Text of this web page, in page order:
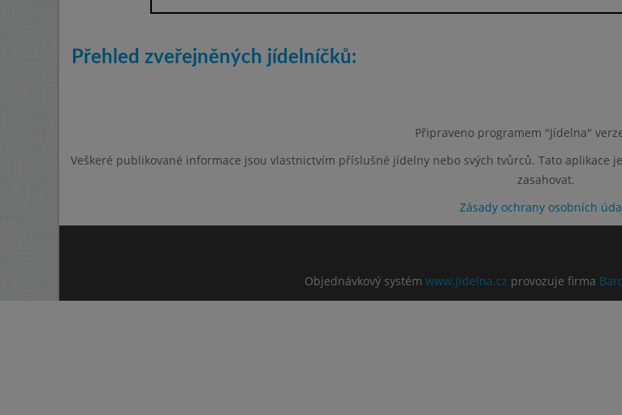
Přehled zveřejněných jídelníčků:
Připraveno programem "Jídelna"
Veškeré publikované informace jsou vlastnictvím příslušné jídelny nebo svých tvůrců. Tato aplikace
zasahovat.
Zásady ochrany osobních
Objednávkový systém www.jidelna.cz provozuje firma